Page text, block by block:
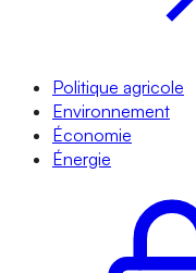
Politique agricole
Environnement
Économie
Énergie